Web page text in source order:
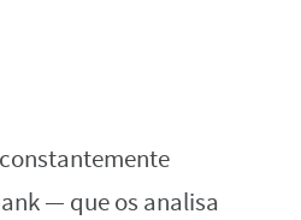
— que os analisa